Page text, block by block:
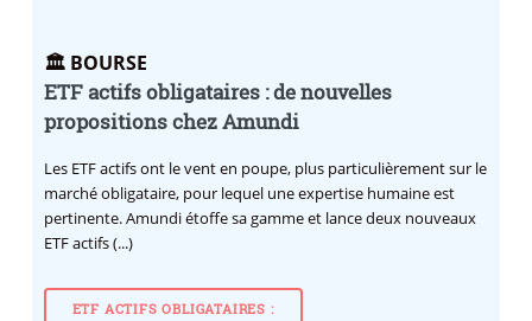
🏛️ BOURSE
ETF actifs obligataires : de nouvelles
propositions chez Amundi
Les ETF actifs ont le vent en poupe, plus particulièrement sur le
marché obligataire, pour lequel une expertise humaine est
pertinente. Amundi étoffe sa gamme et lance deux nouveaux
ETF actifs (...)
ETF ACTIFS OBLIGATAIRES :